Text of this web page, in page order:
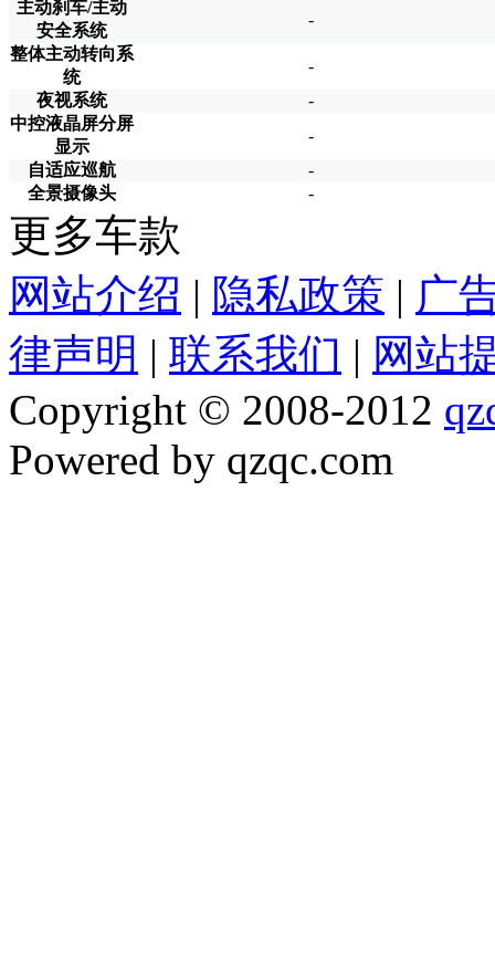
主动刹车/主动
安全系统
-
整体主动转向系
统
-
夜视系统
-
中控液晶屏分屏
显示
-
自适应巡航
-
全景摄像头
-
更多车款
网站介绍 | 隐私政策 | 广
律声明 | 联系我们 | 网站
Copyright © 2008-2012
Powered by qzqc.com